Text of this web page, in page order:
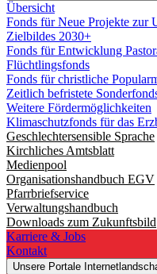
Übersicht
Fonds für Neue Projekte zur
Zielbildes 2030+
Fonds für Entwicklung
Flüchtlingsfonds
Fonds für christliche
Zeitlich befristete
Weitere Fördermöglichkeiten
Klimaschutzfonds für das
Geschlechtersensible Sprache
Kirchliches Amtsblatt
Medienpool
Organisationshandbuch EGV
Pfarrbriefservice
Verwaltungshandbuch
Downloads zum Zukunftsbild
Karriere & Jobs
Kontakt
Unsere Portale